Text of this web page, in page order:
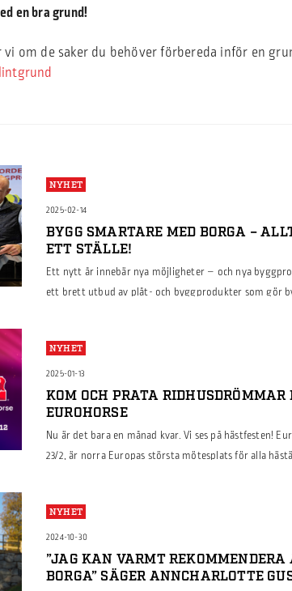
en bra grund!
om de saker du behöver förbereda inför en
NYHET
2025-02-14
BYGG SMARTARE MED BORGA –
ETT STÄLLE!
Ett nytt år innebär nya möjligheter – och nya
ett brett utbud av plåt- och byggprodukter som gör
rätt lösning, till kompletta system för takavvattning
NYHET
2025-01-13
KOM OCH PRATA RIDHUSDRÖMMAR
EUROHORSE
Nu är det bara en månad kvar. Vi ses på hästfesten!
23/2, är norra Europas största mötesplats för alla
Mässan är i anslutning till Gothenburg Horse Show. […]
NYHET
2024-10-30
”JAG KAN VARMT REKOMMENDERA
BORGA” SÄGER ANNCHARLOTTE